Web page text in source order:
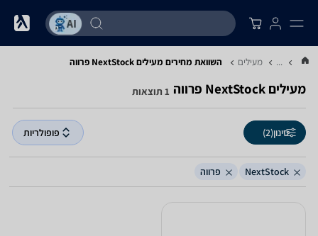
... מעילים השוואת מחירים מעילים ‏NextStock ‏פרווה
מעילים ‏NextStock ‏פרווה 1 תוצאות
סינון(2) פופולריות
NextStock פרווה